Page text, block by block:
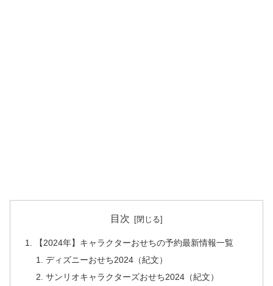
目次
【2024年】キャラクターおせちの予約最新情報一覧
ディズニーおせち2024（紀文）
サンリオキャラクターズおせち2024（紀文）